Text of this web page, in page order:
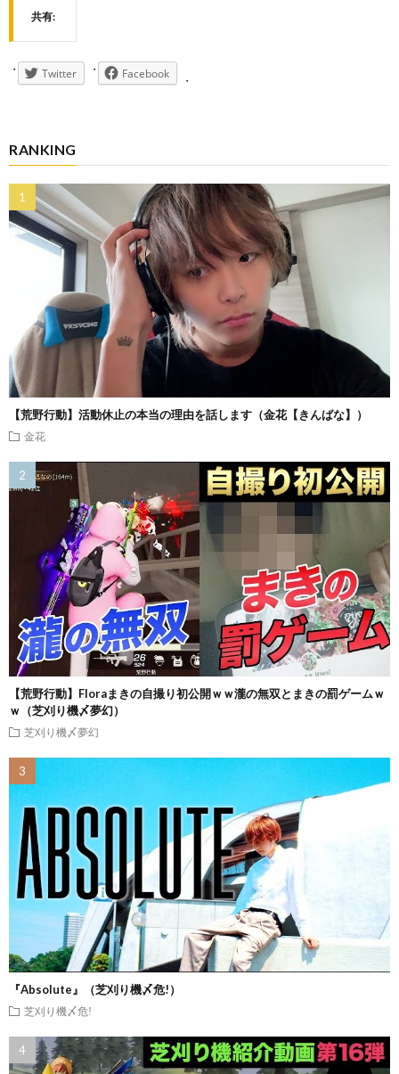
共有:
Twitter Facebook
RANKING
【荒野行動】活動休止の本当の理由を話します（金花【きんばな】）
金花
【荒野行動】Floraまきの自撮り初公開ｗｗ瀧の無双とまきの罰ゲームｗ
ｗ（芝刈り機〆夢幻）
芝刈り機〆夢幻
『Absolute』（芝刈り機〆危!）
芝刈り機〆危!